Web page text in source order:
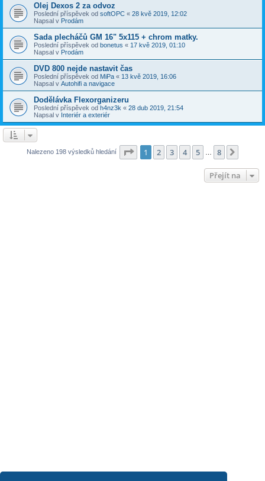
Olej Dexos 2 za odvoz
Poslední příspěvek od softOPC « 28 kvě 2019, 12:02
Napsal v Prodám
Sada plecháčů GM 16" 5x115 + chrom matky.
Poslední příspěvek od bonetus « 17 kvě 2019, 01:10
Napsal v Prodám
DVD 800 nejde nastavit čas
Poslední příspěvek od MiPa « 13 kvě 2019, 16:06
Napsal v Autohifi a navigace
Dodělávka Flexorganizeru
Poslední příspěvek od h4nz3k « 28 dub 2019, 21:54
Napsal v Interiér a exteriér
Nalezeno 198 výsledků hledání Stránka z
1 2 3 4 5 8
Přejít na